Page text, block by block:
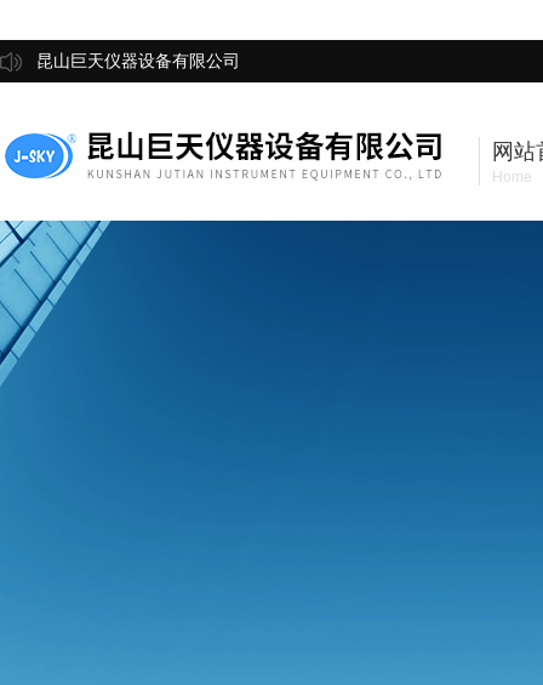
昆山巨天仪器设备有限公司
网站
Home